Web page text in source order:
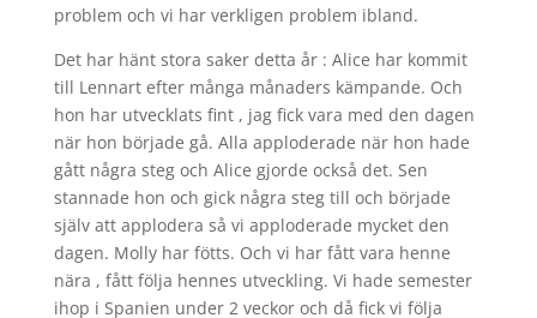
problem och vi har verkligen problem ibland.
Det har hänt stora saker detta år : Alice har kommit
till Lennart efter många månaders kämpande. Och
hon har utvecklats fint , jag fick vara med den dagen
när hon började gå. Alla apploderade när hon hade
gått några steg och Alice gjorde också det. Sen
stannade hon och gick några steg till och började
själv att applodera så vi apploderade mycket den
dagen. Molly har fötts. Och vi har fått vara henne
nära , fått följa hennes utveckling. Vi hade semester
ihop i Spanien under 2 veckor och då fick vi följa